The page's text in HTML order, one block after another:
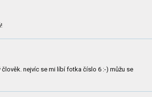
nejvíc se mi líbí fotka číslo 6 :-) můžu se